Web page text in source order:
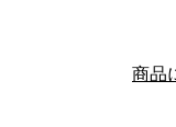
商品